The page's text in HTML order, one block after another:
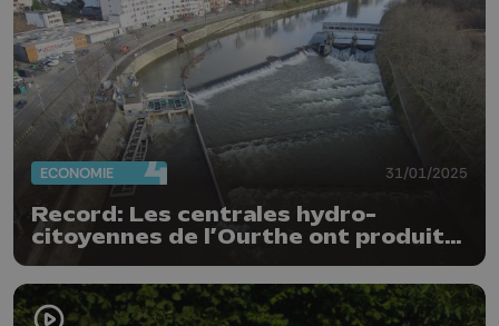
ECONOMIE 31/01/2025
Record: Les centrales hydro-
citoyennes de l’Ourthe ont produit
en 2024